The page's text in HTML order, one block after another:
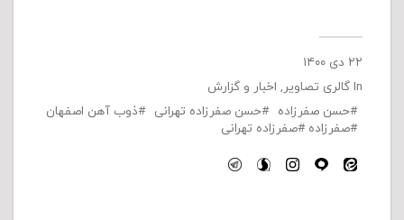
۲۲ دی ۱۴۰۰
In گالری تصاویر, اخبار و گزارش
حسن صفرزاده
حسن صفرزاده تهرانی
ذوب آهن اصفهان
صفرزاده
صفرزاده تهرانی